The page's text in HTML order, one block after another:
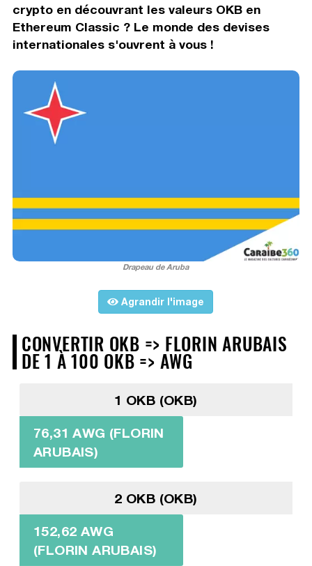
crypto en découvrant les valeurs OKB en
Ethereum Classic ? Le monde des devises
internationales s'ouvrent à vous !
Drapeau de Aruba
Agrandir l'image
CONVERTIR OKB => FLORIN ARUBAIS
DE 1 À 100 OKB => AWG
1 OKB (OKB)
76,31 AWG (FLORIN
ARUBAIS)
2 OKB (OKB)
152,62 AWG
(FLORIN ARUBAIS)